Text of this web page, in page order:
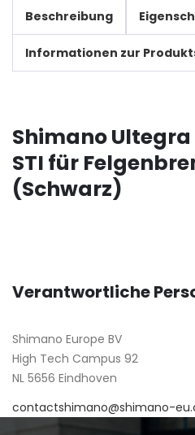
Beschreibung
Informationen zur
Shimano Ultegra
STI für
(Schwarz)
Verantwortliche
Shimano Europe BV
High Tech Campus 92
NL 5656 Eindhoven
contactshimano@shimano-